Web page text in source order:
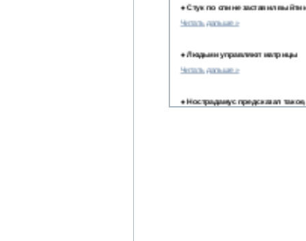
Читать дальше »
Читать дальше »
Читать дальше »